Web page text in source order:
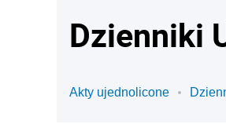
Dzienniki
Akty ujednolicone